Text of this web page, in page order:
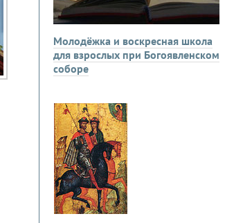
Молодёжка и воскресная школа
для взрослых при Богоявленском
соборе